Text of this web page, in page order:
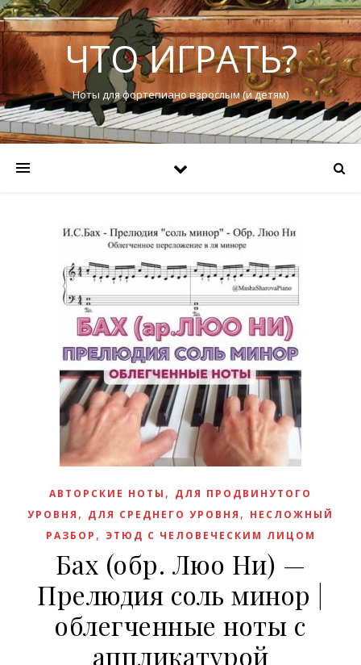
ЧТО ИГРАТЬ?
Ноты для фортепиано взрослым (и детям)
АВТОРСКИЕ НОТЫ , ДЛЯ ПРОДВИНУТОГО
УРОВНЯ , ДЛЯ СРЕДНЕГО УРОВНЯ , НЕСЛОЖНЫЙ
РАЗБОР , ЭТЮД С ЧЕЛОВЕЧЕСКИМ ЛИЦОМ
Бах (обр. Люо Ни) —
Прелюдия соль минор |
облегченные ноты с
аппликатурой